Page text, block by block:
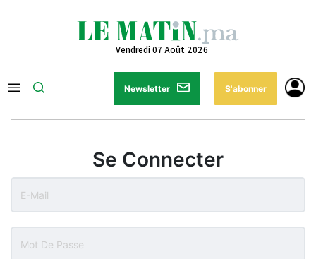
Vendredi 07 Août 2026
Newsletter S'abonner
Se Connecter